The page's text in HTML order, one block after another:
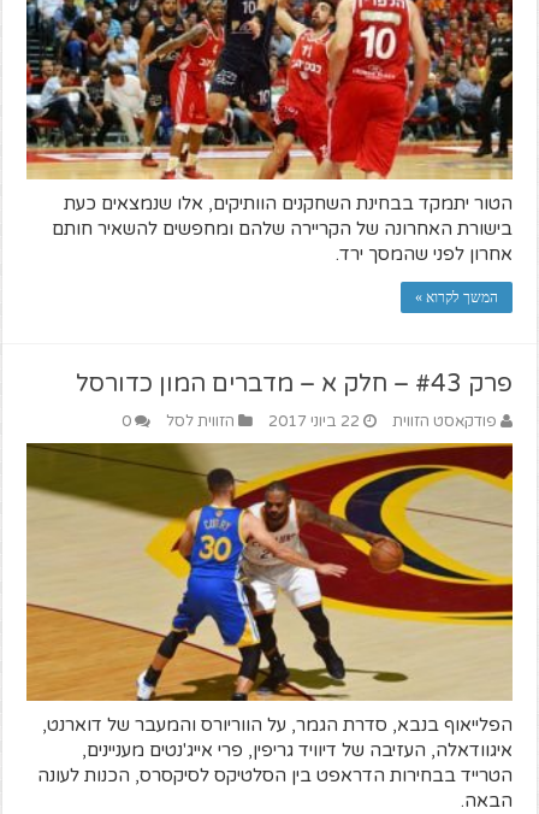
הטור יתמקד בבחינת השחקנים הוותיקים, אלו שנמצאים כעת
בישורת האחרונה של הקריירה שלהם ומחפשים להשאיר חותם
אחרון לפני שהמסך ירד.
המשך לקרוא »
פרק #43 – חלק א – מדברים המון כדורסל
פודקאסט הזווית 22 ביוני 2017 הזווית לסל 0
הפלייאוף בנבא, סדרת הגמר, על הווריורס והמעבר של דוארנט,
איגוודאלה, העזיבה של דיוויד גריפין, פרי אייג'נטים מעניינים,
הטרייד בבחירות הדראפט בין הסלטיקס לסיקסרס, הכנות לעונה
הבאה.